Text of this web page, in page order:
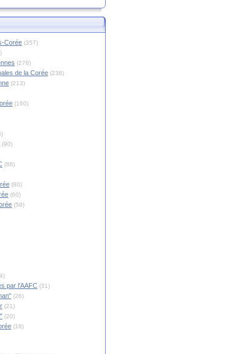
Corée (357)
(278)
de la Corée (238)
(213)
(160)
(90)
(88)
(80)
(60)
(58)
par l'AAFC (31)
(26)
(21)
(20)
(18)